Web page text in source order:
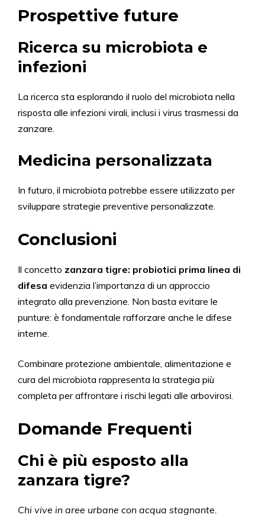
Prospettive future
Ricerca su microbiota e
infezioni
La ricerca sta esplorando il ruolo del microbiota nella
risposta alle infezioni virali, inclusi i virus trasmessi da
zanzare.
Medicina personalizzata
In futuro, il microbiota potrebbe essere utilizzato per
sviluppare strategie preventive personalizzate.
Conclusioni
Il concetto zanzara tigre: probiotici prima linea di
difesa evidenzia l’importanza di un approccio
integrato alla prevenzione. Non basta evitare le
punture: è fondamentale rafforzare anche le difese
interne.
Combinare protezione ambientale, alimentazione e
cura del microbiota rappresenta la strategia più
completa per affrontare i rischi legati alle arbovirosi.
Domande Frequenti
Chi è più esposto alla
zanzara tigre?
Chi vive in aree urbane con acqua stagnante.